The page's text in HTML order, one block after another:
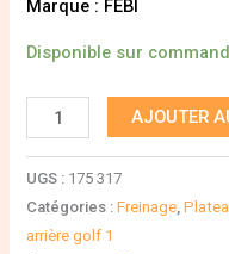
Marque : FEBI
Disponible sur
AJOUTER
UGS : 175 317
Catégories :Freinage,
arrière golf 1